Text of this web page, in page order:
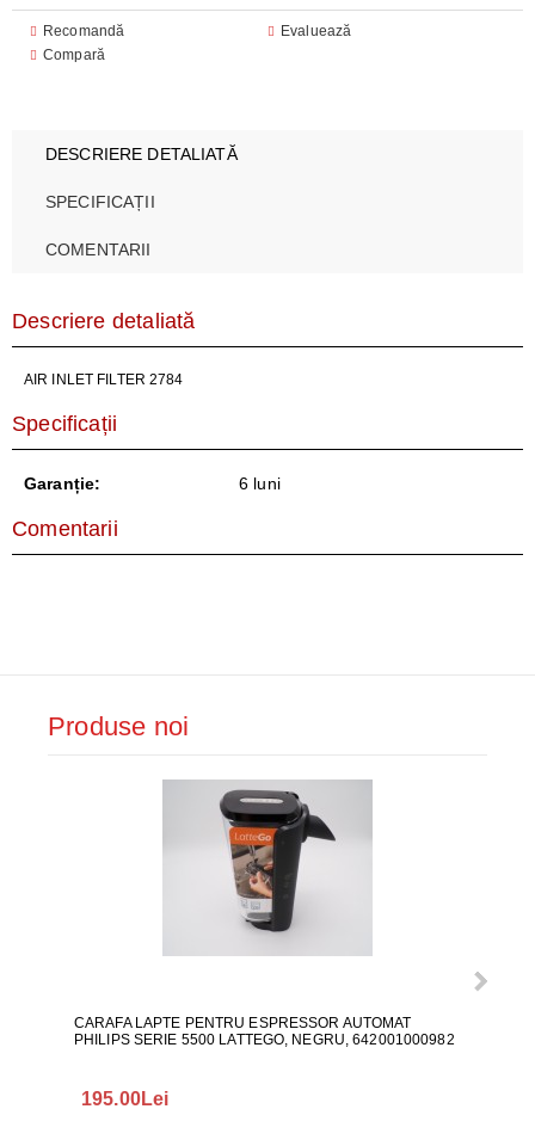
Recomandă
Evaluează
Compară
DESCRIERE DETALIATĂ
SPECIFICAȚII
COMENTARII
Descriere detaliată
AIR INLET FILTER 2784
Specificații
Garanție: 6 luni
Comentarii
Produse noi
CARAFA LAPTE PENTRU ESPRESSOR AUTOMAT
PHILIPS SERIE 5500 LATTEGO, NEGRU, 642001000982
195.00Lei